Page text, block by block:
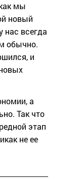
мы
новый
нас всегда
обычно.
и
а
Так что
этап
не ее